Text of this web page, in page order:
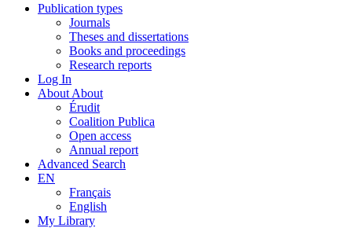
Publication types
Journals
Theses and dissertations
Books and proceedings
Research reports
Log In
About About
Érudit
Coalition Publica
Open access
Annual report
Advanced Search
EN
Français
English
My Library